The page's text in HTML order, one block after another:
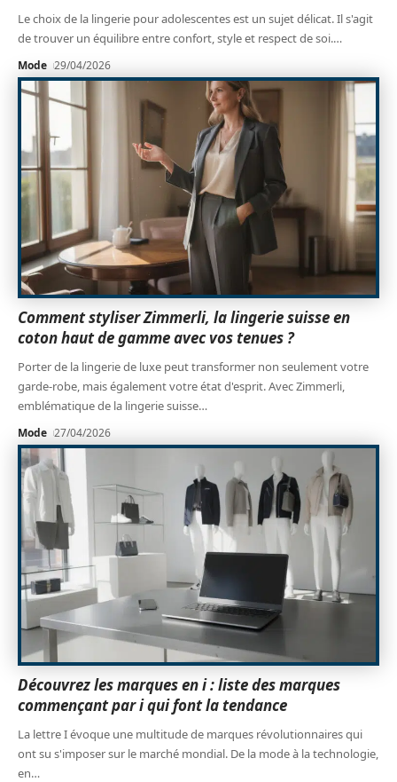
Le choix de la lingerie pour adolescentes est un sujet délicat. Il s'agit
de trouver un équilibre entre confort, style et respect de soi.…
Mode 29/04/2026
Comment styliser Zimmerli, la lingerie suisse en
coton haut de gamme avec vos tenues ?
Porter de la lingerie de luxe peut transformer non seulement votre
garde-robe, mais également votre état d'esprit. Avec Zimmerli,
emblématique de la lingerie suisse…
Mode 27/04/2026
Découvrez les marques en i : liste des marques
commençant par i qui font la tendance
La lettre I évoque une multitude de marques révolutionnaires qui
ont su s'imposer sur le marché mondial. De la mode à la technologie,
en…